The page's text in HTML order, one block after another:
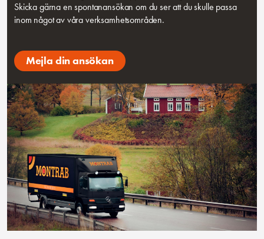
Skicka gärna en spontanansökan om du ser att du skulle passa
inom något av våra verksamhetsområden.
Mejla din ansökan